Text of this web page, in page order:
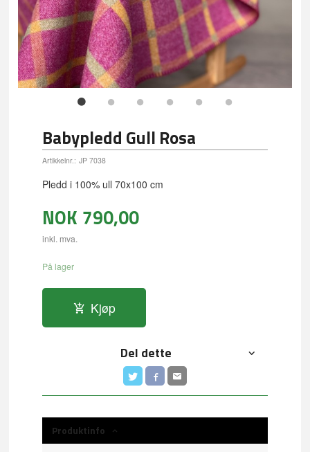
Babypledd Gull Rosa
Artikkelnr.: JP 7038
Pledd i 100% ull 70x100 cm
NOK 790,00
inkl. mva.
På lager
Kjøp
Del dette
Produktinfo